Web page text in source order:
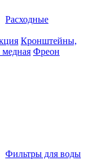
Расходные
Кронштейны,
медная Фреон
Фильтры для воды